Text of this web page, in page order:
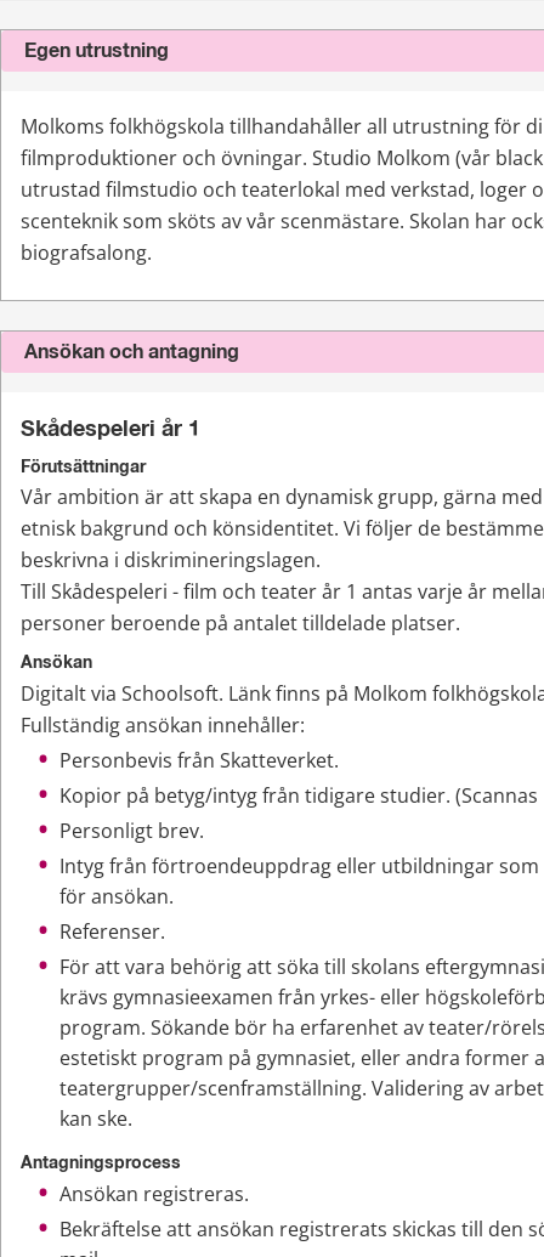
Egen utrustning
Molkoms folkhögskola tillhandahåller all utrustning för
filmproduktioner och övningar. Studio Molkom (vår
utrustad filmstudio och teaterlokal med verkstad, loger
scenteknik som sköts av vår scenmästare. Skolan har
biografsalong.
Ansökan och antagning
Skådespeleri år 1
Förutsättningar
Vår ambition är att skapa en dynamisk grupp, gärna
etnisk bakgrund och könsidentitet. Vi följer de
beskrivna i diskrimineringslagen.
Till Skådespeleri - film och teater år 1 antas varje år
personer beroende på antalet tilldelade platser.
Ansökan
Digitalt via Schoolsoft. Länk finns på Molkom
Fullständig ansökan innehåller:
Personbevis från Skatteverket.
Kopior på betyg/intyg från tidigare studier.
Personligt brev.
Intyg från förtroendeuppdrag eller utbildningar som
för ansökan.
Referenser.
För att vara behörig att söka till skolans
krävs gymnasieexamen från yrkes- eller
program. Sökande bör ha erfarenhet av teater/
estetiskt program på gymnasiet, eller andra former
teatergrupper/scenframställning. Validering av
kan ske.
Antagningsprocess
Ansökan registreras.
Bekräftelse att ansökan registrerats skickas till den